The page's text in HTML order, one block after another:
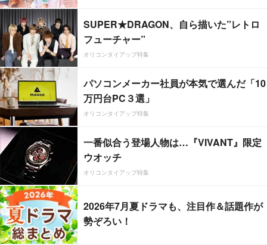
SUPER★DRAGON、自ら描いた”レトロ
フューチャー”
オリコンタイアップ特集
パソコンメーカー社員が本気で選んだ「10
万円台PC３選」
オリコンタイアップ特集
一番似合う登場人物は…『VIVANT』限定
ウオッチ
オリコンタイアップ特集
2026年7月夏ドラマも、注目作＆話題作が
勢ぞろい！